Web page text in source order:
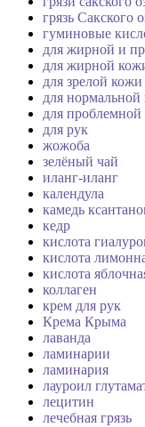
грязь Сакского
гуминовые
для жирной и
для жирной
для зрелой кожи
для нормальной
для
для рук
жожоба
зелёный чай
иланг-иланг
календула
камедь
кедр
кислота
кислота
кислота
коллаген
крем для рук
Крема Крыма
лаванда
ламинарии
ламинария
лауроил
лецитин
лечебная грязь